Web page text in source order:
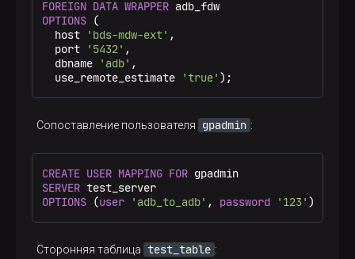
FOREIGN DATA WRAPPER
OPTIONS (
  host
'bds-mdw-ext' ,
  port
'5432' ,
  dbname
'adb' ,
  use_remote_estimate
'true' );
Сопоставление пользователя gpadmin :
CREATE USER MAPPING FOR
SERVER
OPTIONS (user 'adb_to_adb' , password '123' );
Сторонняя таблица test_table :